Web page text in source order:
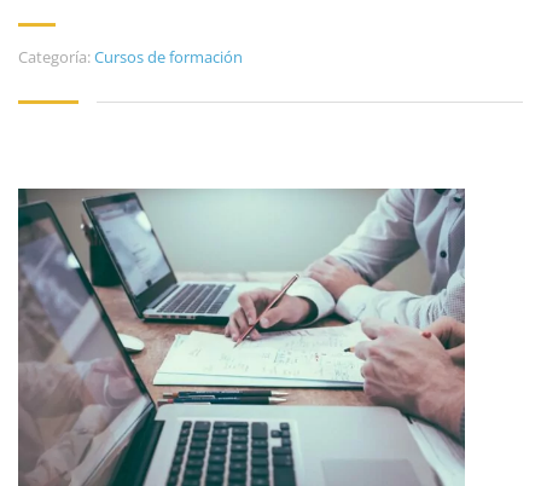
Categoría:Cursos de formación